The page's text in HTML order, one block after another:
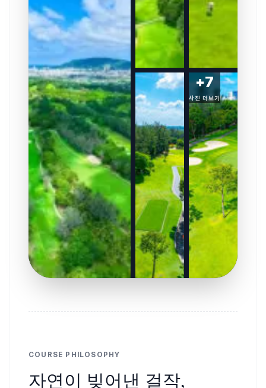
+7
사진 더보기
COURSE PHILOSOPHY
자연이 빚어낸 걸작,